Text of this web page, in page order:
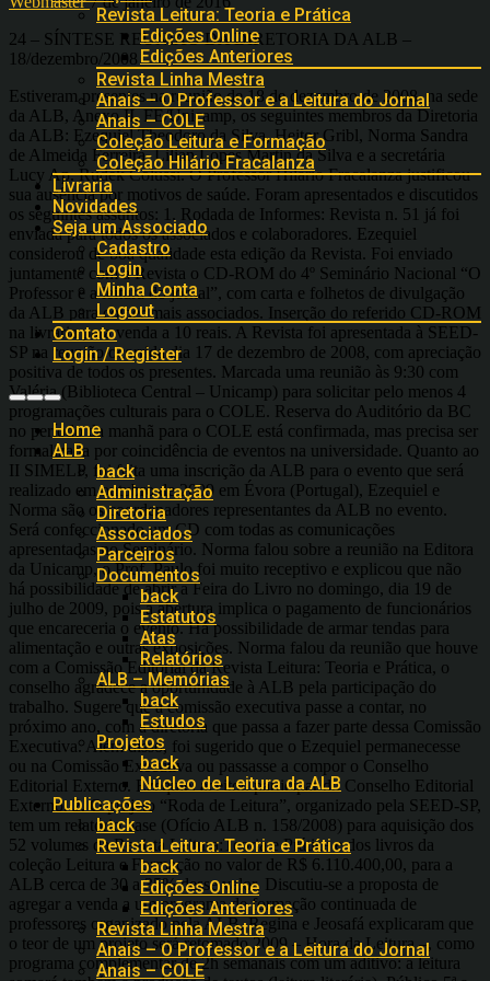
Revista Leitura: Teoria e Prática
Edições Online
Edições Anteriores
Revista Linha Mestra
Anais – O Professor e a Leitura do Jornal
Anais – COLE
Coleção Leitura e Formação
Coleção Hilário Fracalanza
Livraria
Novidades
Seja um Associado
Cadastro
Login
Minha Conta
Logout
Contato
Login / Register
Home
ALB
back
Administração
Diretoria
Associados
Parceiros
Documentos
back
Estatutos
Atas
Relatórios
ALB – Memórias
back
Estudos
Projetos
back
Núcleo de Leitura da ALB
Publicações
back
Revista Leitura: Teoria e Prática
back
Edições Online
Edições Anteriores
Revista Linha Mestra
Anais – O Professor e a Leitura do Jornal
Anais – COLE
24 – SÍNTESE REUNIÃO DA DIRETORIA DA ALB –
18/dezembro/2008
Estiveram presentes na reunião de 18 de dezembro de 2008, na sede
da ALB, Anexo II, FE/Unicamp, os seguintes membros da Diretoria
da ALB: Ezequiel Theodoro da Silva, Heitor Gribl, Norma Sandra
de Almeida Ferreira, Lilian Lopes Martin da Silva e a secretária
Lucy Ap. Rudék Colussi. O Professor Hilário Fracalanza justificou
sua ausência por motivos de saúde. Foram apresentados e discutidos
os seguintes assuntos: 1. Rodada de Informes: Revista n. 51 já foi
enviada para todos os associados e colaboradores. Ezequiel
considerou de boa qualidade esta edição da Revista. Foi enviado
juntamente com a Revista o CD-ROM do 4º Seminário Nacional “O
Professor e a leitura do jornal”, com carta e folhetos de divulgação
da ALB para colher mais associados. Inserção do referido CD-ROM
na livraria para venda a 10 reais. A Revista foi apresentada à SEED-
SP na reunião ocorrida dia 17 de dezembro de 2008, com apreciação
positiva de todos os presentes. Marcada uma reunião às 9:30 com
Valéria (Biblioteca Central – Unicamp) para solicitar pelo menos 4
programações culturais para o COLE. Reserva do Auditório da BC
no período da manhã para o COLE está confirmada, mas precisa ser
formalizada por coincidência de eventos na universidade. Quanto ao
II SIMELP, foi feita uma inscrição da ALB para o evento que será
realizado em outubro de 2009 em Évora (Portugal), Ezequiel e
Norma são os coordenadores representantes da ALB no evento.
Será confeccionado um CD com todas as comunicações
apresentadas no Seminário. Norma falou sobre a reunião na Editora
da Unicamp, o Prof. Paulo foi muito receptivo e explicou que não
há possibilidade de abrir a Feira do Livro no domingo, dia 19 de
julho de 2009, pois a abertura implica o pagamento de funcionários
que encareceria o evento. Há possibilidade de armar tendas para
alimentação e outras exposições. Norma falou da reunião que houve
com a Comissão Editorial da Revista Leitura: Teoria e Prática, o
conselho agradece a oportunidade à ALB pela participação do
trabalho. Sugere que a comissão executiva passe a contar, no
próximo ano, com a diretoria que passa a fazer parte dessa Comissão
Executiva. Além disso, foi sugerido que o Ezequiel permanecesse
ou na Comissão Executiva ou passasse a compor o Conselho
Editorial Externo. Ezequiel aceitou participar do Conselho Editorial
Externo. 2. O projeto “Roda de Leitura”, organizado pela SEED-SP,
tem um relatório base (Ofício ALB n. 158/2008) para aquisição dos
52 volumes da Revista Leitura:Teoria e Prática e dos livros da
coleção Leitura e Formação no valor de R$ 6.110.400,00, para a
ALB cerca de 30 a 35% desse valor. Discutiu-se a proposta de
agregar a venda a um programa de formação continuada de
professores organizado pela ALB. Regina e Jeosafá explicaram que
o teor de um projeto será retomado 2009 – Hora da Leitura –, como
programa complementar de 2h semanais com um aditivo: a leitura